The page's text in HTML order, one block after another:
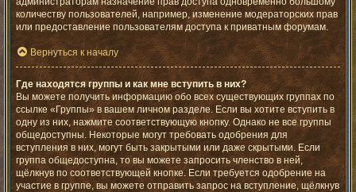
количеству пользователей, например, изменение модераторских прав
или предоставление пользователям доступа к приватным форумам.
Вернуться к началу
Где находятся группы и как мне вступить в них?
Вы можете получить информацию обо всех существующих группах по
ссылке «Группы» в вашем личном разделе. Если вы хотите вступить в
одну из них, нажмите соответствующую кнопку. Однако не все группы
общедоступны. Некоторые могут требовать одобрения для
вступления в них, могут быть закрытыми или даже скрытыми. Если
группа общедоступна, то вы можете запросить членство в ней,
щёлкнув по соответствующей кнопке. Если требуется одобрение на
участие в группе, вы можете отправить запрос на вступление, щёлкнув